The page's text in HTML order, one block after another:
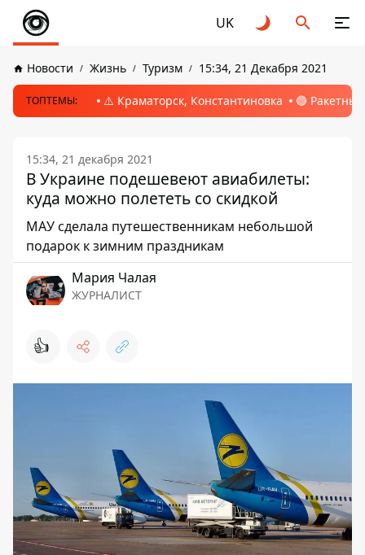
UK
Новости Жизнь Туризм 15:34, 21 Декабря 2021
ТОПТЕМЫ: ⚠️ Краматорск, Константиновка 🔴
15:34, 21 декабря 2021
В Украине подешевеют авиабилеты:
куда можно полететь со скидкой
МАУ сделала путешественникам небольшой
подарок к зимним праздникам
Мария Чалая
ЖУРНАЛИСТ
👍